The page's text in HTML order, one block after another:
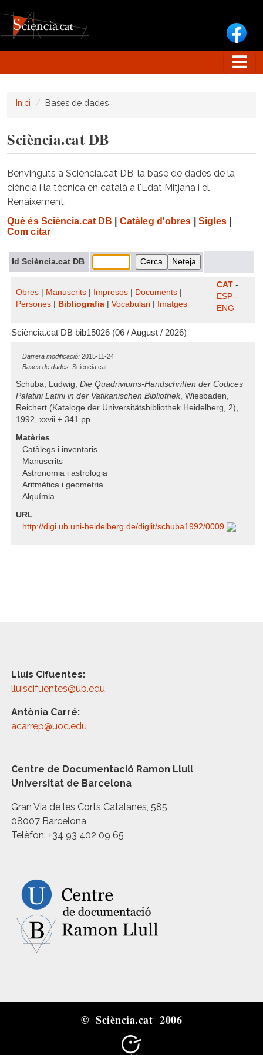
Inici Bases de dades
Sciència.cat DB
Benvinguts a Sciència.cat DB, la base de dades de la
ciència i la tècnica en català a l'Edat Mitjana i el
Renaixement.
Què és Sciència.cat DB Catàleg d'obres Sigles|
Com citar
Id Sciència.cat DB
Obres Manuscrits Impresos Documents
Persones
Bibliografia Vocabulari Imatges
CAT -
ESP -
ENG
Sciència.cat DB bib15026 (06 / August / 2026)
Darrera modificació: 2015-11-24
Bases de dades: Sciència.cat
Schuba, Ludwig, Die Quadriviums-Handschriften der Codices
Palatini Latini in der Vatikanischen Bibliothek, Wiesbaden,
Reichert (Kataloge der Universitätsbibliothek Heidelberg, 2),
1992, xxvii + 341 pp.
Matèries
Catàlegs i inventaris
Manuscrits
Astronomia i astrologia
Aritmètica i geometria
Alquímia
URL
http:/​/​digi.ub.uni-heidelberg.de/​diglit/​schuba1992/​0009
Lluís Cifuentes:
lluiscifuentes@ub.edu
Antònia Carré:
acarrep@uoc.edu
Centre de Documentació Ramon Llull
Universitat de Barcelona
Gran Via de les Corts Catalanes, 585
08007 Barcelona
Telèfon: +34 93 402 09 65
© Sciència.cat 2006